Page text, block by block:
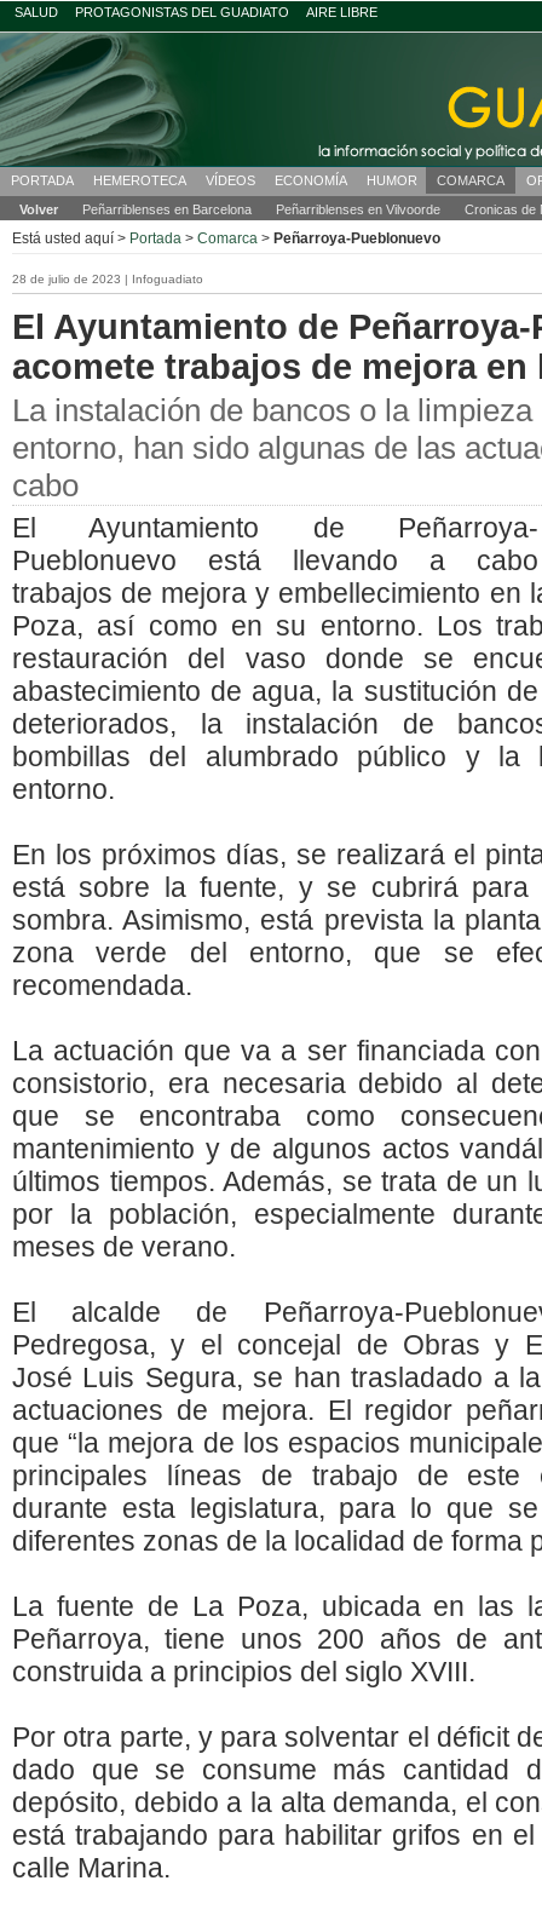
SALUD PROTAGONISTAS DEL GUADIATO AIRE LIBRE
PORTADA HEMEROTECA VÍDEOS ECONOMÍA HUMOR COMARCA
Volver
Peñarriblenses en Barcelona Peñarriblenses en Vilvoorde Cronicas de
Está usted aquí > Portada > Comarca > Peñarroya-Pueblonuevo
28 de julio de 2023 | Infoguadiato
El Ayuntamiento de
acomete trabajos de mejora en
La instalación de bancos o la
entorno, han sido algunas de las
cabo
El Ayuntamiento de Peñarroya-
Pueblonuevo está llevando a cabo
trabajos de mejora y embellecimiento en
Poza, así como en su entorno. Los
restauración del vaso donde se
abastecimiento de agua, la sustitución
deteriorados, la instalación de
bombillas del alumbrado público y la
entorno.
En los próximos días, se realizará el
está sobre la fuente, y se cubrirá
sombra. Asimismo, está prevista la
zona verde del entorno, que se
recomendada.
La actuación que va a ser financiada
consistorio, era necesaria debido al
que se encontraba como
mantenimiento y de algunos actos
últimos tiempos. Además, se trata de un
por la población, especialmente
meses de verano.
El alcalde de Peñarroya-
Pedregosa, y el concejal de Obras y
José Luis Segura, se han trasladado a
actuaciones de mejora. El regidor
que “la mejora de los espacios
principales líneas de trabajo de este
durante esta legislatura, para lo que
diferentes zonas de la localidad de forma
La fuente de La Poza, ubicada en las
Peñarroya, tiene unos 200 años de
construida a principios del siglo XVIII.
Por otra parte, y para solventar el déficit
dado que se consume más cantidad
depósito, debido a la alta demanda, el
está trabajando para habilitar grifos en
calle Marina.